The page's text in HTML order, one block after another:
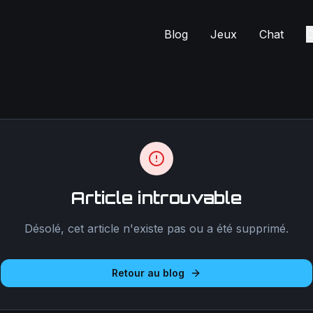
Blog Jeux Chat
Article introuvable
Désolé, cet article n'existe pas ou a été supprimé.
Retour au blog